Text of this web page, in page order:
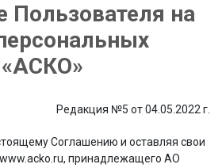
Пользователя на
Редакция №5 от 04.05.2022 г.
Соглашению и оставляя свои
принадлежащего АО